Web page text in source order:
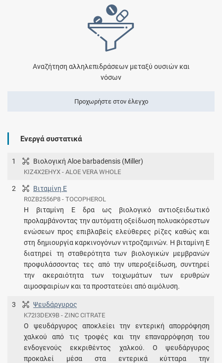
Αναζήτηση αλληλεπιδράσεων μεταξύ ουσιών και
νόσων
Προχωρήστε στον έλεγχο
Ενεργά συστατικά
1 Βιολογική Aloe barbadensis (Miller)
KIZ4X2EHYX - ALOE VERA WHOLE
2 Βιταμίνη E
R0ZB2556P8 - TOCOPHEROL
H βιταμίνη E δρα ως βιολογικό αντιοξειδωτικό
προλαμβάνοντας την αυτόματη οξείδωση πολυακόρεστων
ενώσεων προς επιβλαβείς ελεύθερες ρίζες καθώς και
στη δημιουργία καρκινογόνων νιτροζαμινών. Η βιταμίνη Ε
διατηρεί τη σταθερότητα των βιολογικών μεμβρανών
προφυλάσσοντας τες από την υπεροξείδωση, συντηρεί
την ακεραιότητα των τοιχωμάτων των ερυθρών
αιμοσφαιρίων και τα προστατεύει από αιμόλυση.
3 Ψευδάργυρος
K72I3DEX9B - ZINC CITRATE
Ο ψευδάργυρος αποκλείει την εντερική απορρόφηση
χαλκού από τις τροφές και την επαναρρόφηση του
ενδογενούς εκκριθέντος χαλκού. Ο ψευδάργυρος
προκαλεί μέσα στα εντερικά κύτταρα την